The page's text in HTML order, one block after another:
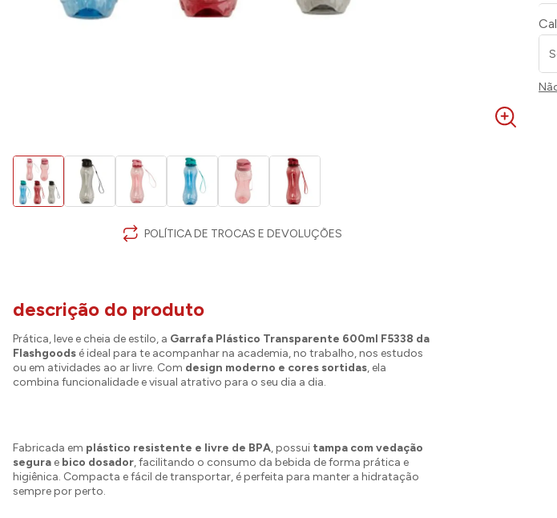
POLÍTICA DE TROCAS E DEVOLUÇÕES
descrição do produto
Prática, leve e cheia de estilo, a Garrafa Plástico Transparente 600ml F5338 da
Flashgoods é ideal para te acompanhar na academia, no trabalho, nos estudos
ou em atividades ao ar livre. Com design moderno e cores sortidas, ela
combina funcionalidade e visual atrativo para o seu dia a dia.
Fabricada em plástico resistente e livre de BPA, possui tampa com vedação
segura e bico dosador, facilitando o consumo da bebida de forma prática e
higiênica. Compacta e fácil de transportar, é perfeita para manter a hidratação
sempre por perto.